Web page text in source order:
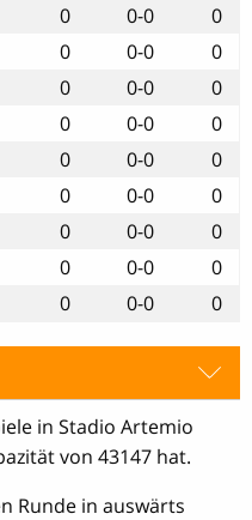
0 0-0
0
0 0-0
0
0 0-0
0
0 0-0
0
0 0-0
0
0 0-0
0
0 0-0
0
0 0-0
0
0 0-0 0
in Stadio Artemio
von 43147 hat.
Runde in auswärts